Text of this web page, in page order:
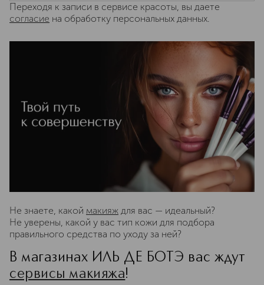
Переходя к записи в сервисе красоты, вы даете
согласие на обработку персональных данных.
Не знаете, какой макияж для вас — идеальный?
Не уверены, какой у вас тип кожи для подбора
правильного средства по уходу за ней?
В магазинах ИЛЬ ДЕ БОТЭ вас ждут
сервисы макияжа!